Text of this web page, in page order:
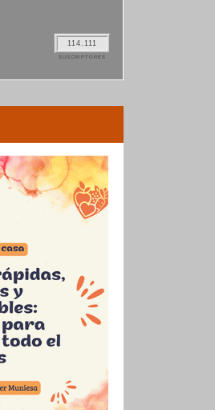
114.111
SUSCRIPTORES